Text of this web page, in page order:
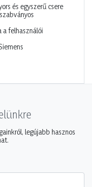
és egyszerű csere
a felhasználói
legújabb hasznos